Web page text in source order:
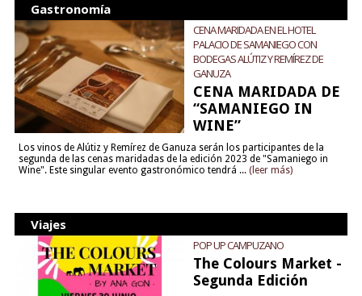
Gastronomía
CENA MARIDADA EN EL HOTEL
PALACIO DE SAMANIEGO CON
BODEGAS ALÚTIZ Y REMÍREZ DE
GANUZA
CENA MARIDADA DE
“SAMANIEGO IN
WINE”
Los vinos de Alútiz y Remírez de Ganuza serán los participantes de la
segunda de las cenas maridadas de la edición 2023 de "Samaniego in
Wine". Este singular evento gastronómico tendrá ... (leer más)
Viajes
POP UP CAMPUZANO
The Colours Market -
Segunda Edición